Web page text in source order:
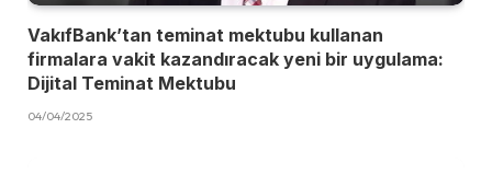
VakıfBank’tan teminat mektubu kullanan
firmalara vakit kazandıracak yeni bir uygulama:
Dijital Teminat Mektubu
04/04/2025